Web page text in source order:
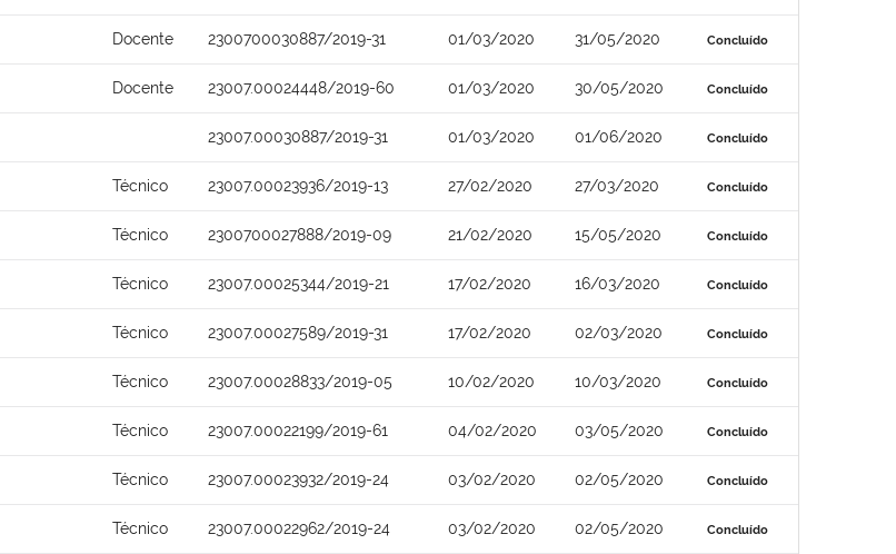
Docente 2300700030887/2019-31 01/03/2020 31/05/2020 Concluído
Docente 23007.00024448/2019-60 01/03/2020 30/05/2020 Concluído
23007.00030887/2019-31 01/03/2020 01/06/2020 Concluído
Técnico 23007.00023936/2019-13 27/02/2020 27/03/2020 Concluído
Técnico 2300700027888/2019-09 21/02/2020 15/05/2020 Concluído
Técnico 23007.00025344/2019-21 17/02/2020 16/03/2020 Concluído
Técnico 23007.00027589/2019-31 17/02/2020 02/03/2020 Concluído
Técnico 23007.00028833/2019-05 10/02/2020 10/03/2020 Concluído
Técnico 23007.00022199/2019-61 04/02/2020 03/05/2020 Concluído
Técnico 23007.00023932/2019-24 03/02/2020 02/05/2020 Concluído
Técnico 23007.00022962/2019-24 03/02/2020 02/05/2020 Concluído